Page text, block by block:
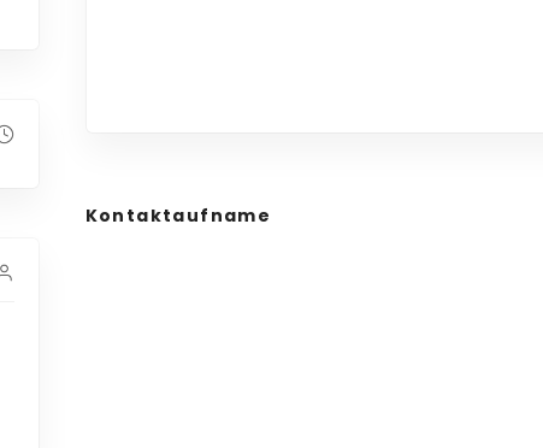
Kontaktaufname